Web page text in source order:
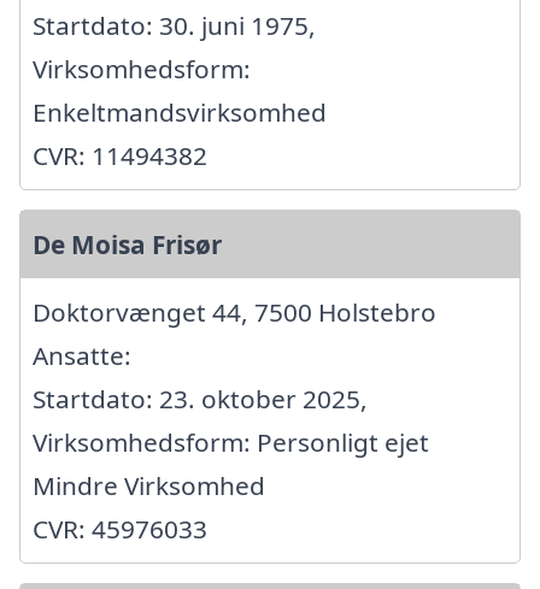
Startdato: 30. juni 1975,
Virksomhedsform:
Enkeltmandsvirksomhed
CVR: 11494382
De Moisa Frisør
Doktorvænget 44, 7500 Holstebro
Ansatte:
Startdato: 23. oktober 2025,
Virksomhedsform: Personligt ejet
Mindre Virksomhed
CVR: 45976033